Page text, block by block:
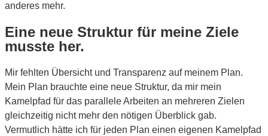
anderes mehr.
Eine neue Struktur für meine Ziele
musste her.
Mir fehlten Übersicht und Transparenz auf meinem Plan.
Mein Plan brauchte eine neue Struktur, da mir mein
Kamelpfad für das parallele Arbeiten an mehreren Zielen
gleichzeitig nicht mehr den nötigen Überblick gab.
Vermutlich hätte ich für jeden Plan einen eigenen Kamelpfad